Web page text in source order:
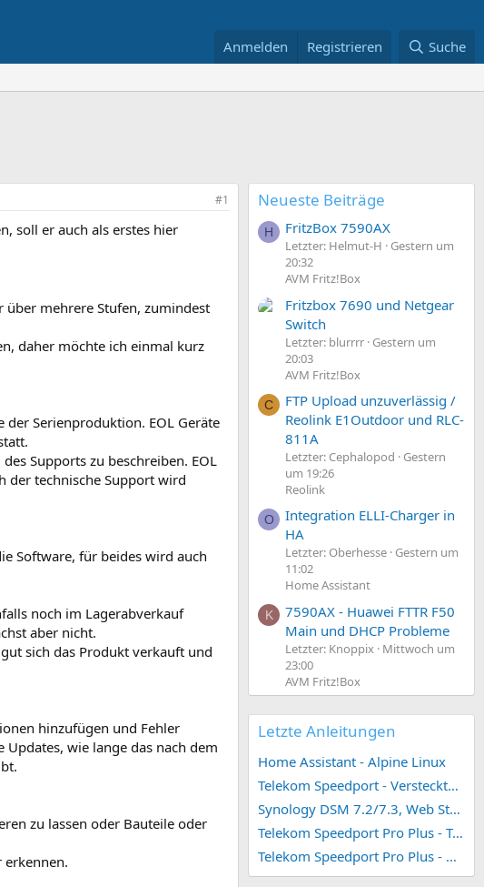
Anmelden Registrieren Suche
#1
soll er auch als erstes hier
über mehrere Stufen, zumindest
daher möchte ich einmal kurz
der Serienproduktion. EOL Geräte
Supports zu beschreiben. EOL
der technische Support wird
Software, für beides wird auch
noch im Lagerabverkauf
aber nicht.
sich das Produkt verkauft und
hinzufügen und Fehler
wie lange das nach dem
zu lassen oder Bauteile oder
erkennen.
Neueste Beiträge
H FritzBox 7590AX
Letzter: Helmut-H
Gestern um
20:32
AVM Fritz!Box
Fritzbox 7690 und Netgear
Switch
Letzter: blurrrr Gestern um
20:03
AVM Fritz!Box
C
FTP Upload unzuverlässig /
Reolink E1Outdoor und RLC-
811A
Letzter: Cephalopod
Gestern
um 19:26
Reolink
O
Integration ELLI-Charger in
HA
Letzter: Oberhesse Gestern um
11:02
Home Assistant
K
7590AX - Huawei FTTR F50
Main und DHCP Probleme
Letzter: Knoppix
Mittwoch um
23:00
AVM Fritz!Box
Letzte Anleitungen
Home Assistant - Alpine Linux
Telekom Speedport - Versteckte Konfigurationen
Synology DSM 7.2/7.3, Web Station 4, Webdienst und Webportal erstellen (ehemals vHost)
Telekom Speedport Pro Plus - Telefonie einrichten
Telekom Speedport Pro Plus - Netzwerk einrichten